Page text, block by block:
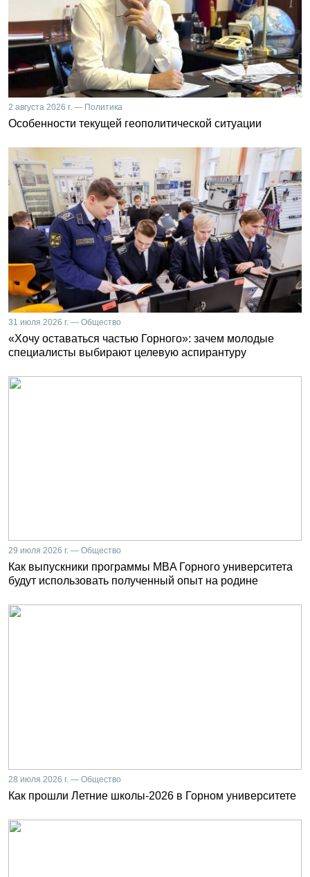
2 августа 2026 г. — Политика
Особенности текущей геополитической ситуации
31 июля 2026 г. — Общество
«Хочу оставаться частью Горного»: зачем молодые
специалисты выбирают целевую аспирантуру
29 июля 2026 г. — Общество
Как выпускники программы MBA Горного университета
будут использовать полученный опыт на родине
28 июля 2026 г. — Общество
Как прошли Летние школы-2026 в Горном университете